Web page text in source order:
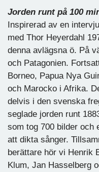
Jorden runt på 100
Inspirerad av en
med Thor Heyerdahl
denna avlägsna ö. På
och Patagonien.
Borneo, Papua Nya
och Marocko i Afrika.
delvis i den svenska
seglade jorden runt
som tog 700 bilder och
att dikta sånger.
berättare hör vi Henrik
Klum, Jan Hasselberg